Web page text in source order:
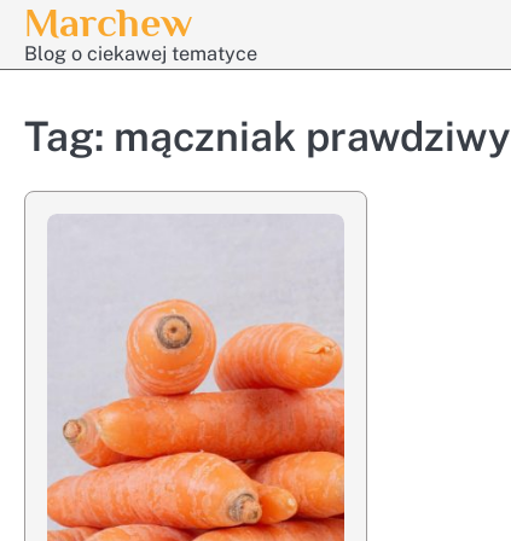
Skip
content
Marchew
Blog o ciekawej tematyce
Tag: mączniak prawdziwy